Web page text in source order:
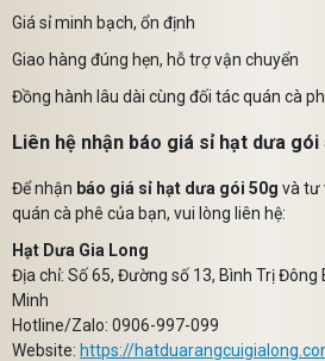
Giá sỉ minh bạch, ổn định
Giao hàng đúng hẹn, hỗ trợ vận chuyển
Đồng hành lâu dài cùng đối tác quán cà
Liên hệ nhận báo giá sỉ hạt dưa
Để nhận báo giá sỉ hạt dưa gói 50g và tư
quán cà phê của bạn, vui lòng liên hệ:
Hạt Dưa Gia Long
Địa chỉ: Số 65, Đường số 13, Bình Trị Đông
Minh
Hotline/Zalo: 0906-997-099
Website: https://